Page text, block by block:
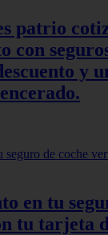
patrio
con
y
en tu
tu tarjeta